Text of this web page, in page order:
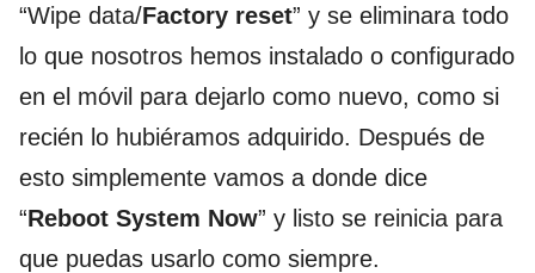
“Wipe data/Factory reset” y se eliminara todo
lo que nosotros hemos instalado o configurado
en el móvil para dejarlo como nuevo, como si
recién lo hubiéramos adquirido. Después de
esto simplemente vamos a donde dice
“Reboot System Now” y listo se reinicia para
que puedas usarlo como siempre.